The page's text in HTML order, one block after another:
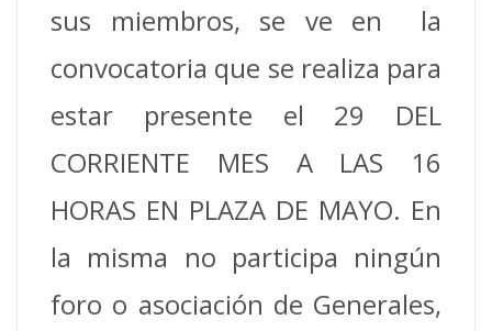
sus miembros, se ve en la
convocatoria que se realiza para
estar presente el 29 DEL
CORRIENTE MES A LAS 16
HORAS EN PLAZA DE MAYO. En
la misma no participa ningún
foro o asociación de Generales,